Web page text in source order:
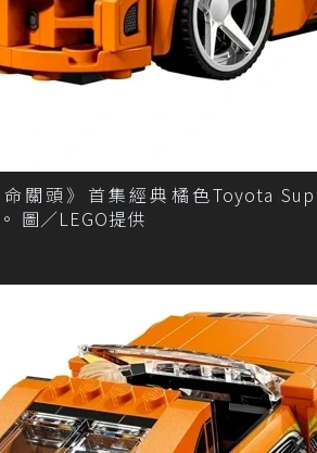
關頭》首集經典橘色Toyota
圖／LEGO提供